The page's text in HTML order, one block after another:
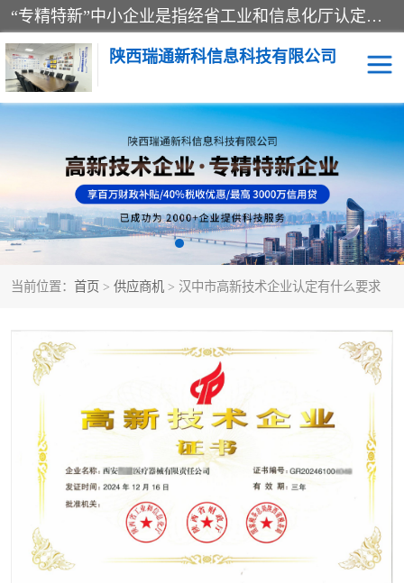
“专精特新”中小企业是指经省工业和信息化厅认定，专注于细分市场、掌握关键核心技术、创新能力强、市场占有率高、质量效益优，在专业化、精细化、特色化、新颖化等方面表现突出的中小企业。
陕西瑞通新科信息科技有限公司
当前位置： 首页 > 供应商机 > 汉中市高新技术企业认定有什么要求